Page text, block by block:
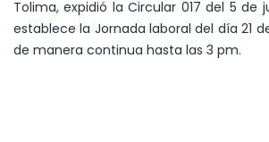
Tolima, expidió la Circular 017 del 5 de
establece la Jornada laboral del día 21
de manera continua hasta las 3 pm.